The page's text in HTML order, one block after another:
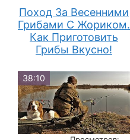
Поход За Весенними
Грибами С Жориком.
Как Приготовить
Грибы Вкусно!
38:10